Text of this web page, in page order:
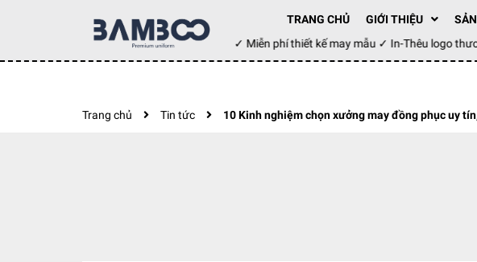
TRANG CHỦ GIỚI THIỆU
Đặt hàng hôm nay ✓ Miễn phí thiết kế may mẫu ✓ In-Thêu logo
Trang chủ Tin tức 10 Kinh nghiệm chọn xưởng may đồng phục uy